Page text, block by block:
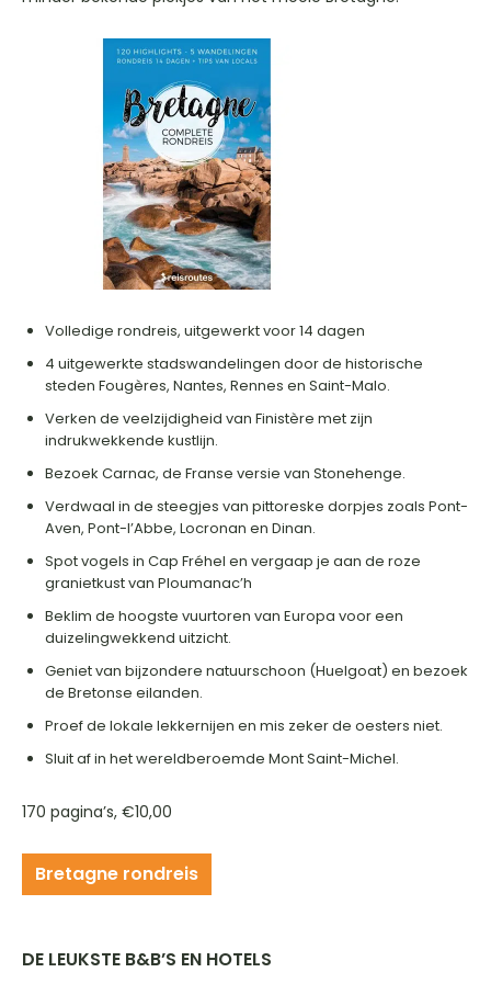
Volledige rondreis, uitgewerkt voor 14 dagen
4 uitgewerkte stadswandelingen door de historische
steden Fougères, Nantes, Rennes en Saint-Malo.
Verken de veelzijdigheid van Finistère met zijn
indrukwekkende kustlijn.
Bezoek Carnac, de Franse versie van Stonehenge.
Verdwaal in de steegjes van pittoreske dorpjes zoals Pont-
Aven, Pont-l’Abbe, Locronan en Dinan.
Spot vogels in Cap Fréhel en vergaap je aan de roze
granietkust van Ploumanac’h
Beklim de hoogste vuurtoren van Europa voor een
duizelingwekkend uitzicht.
Geniet van bijzondere natuurschoon (Huelgoat) en bezoek
de Bretonse eilanden.
Proef de lokale lekkernijen en mis zeker de oesters niet.
Sluit af in het wereldberoemde Mont Saint-Michel.
170 pagina’s, €10,00
Bretagne rondreis
DE LEUKSTE B&B’S EN HOTELS